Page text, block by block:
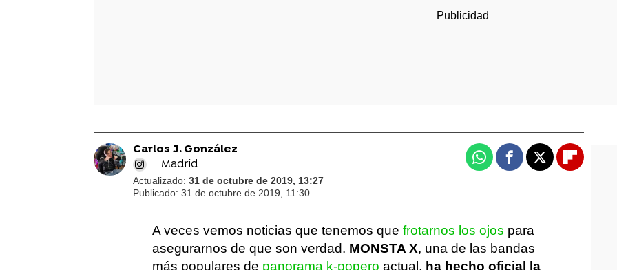
Carlos J. González
Madrid
Actualizado: 31 de octubre de 2019, 13:27
Publicado: 31 de octubre de 2019, 11:30
WhatsappFacebook
X
A veces vemos noticias que tenemos que frotarnos los ojos para
asegurarnos de que son verdad. MONSTA X, una de las bandas
más populares de panorama k-popero actual, ha hecho oficial la